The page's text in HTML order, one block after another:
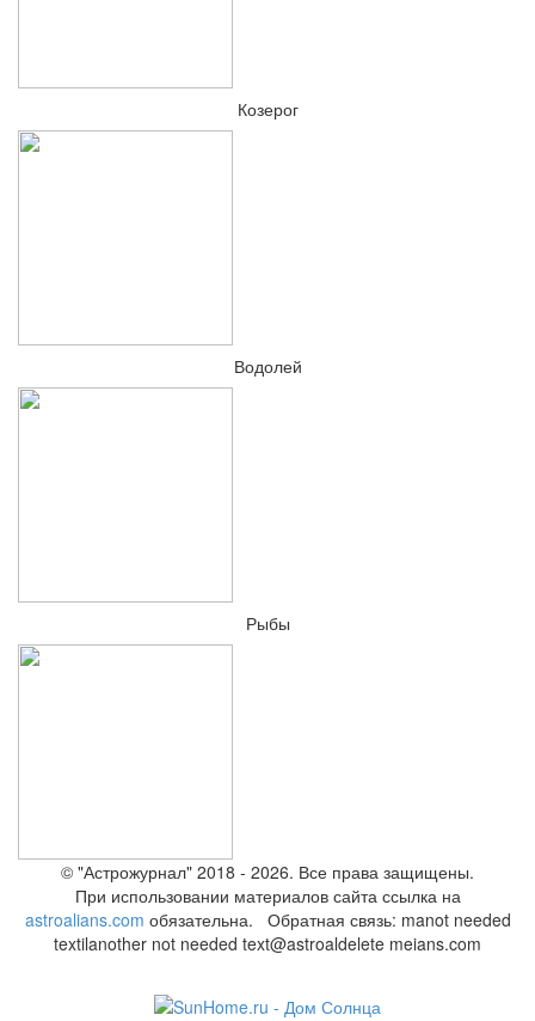
Козерог
Водолей
Рыбы
© "Астрожурнал" 2018 - 2026. Все права защищены.
При использовании материалов сайта ссылка на
astroalians.com обязательна. Обратная связь: manot needed
textilanother not needed text@astroaldelete meians.com